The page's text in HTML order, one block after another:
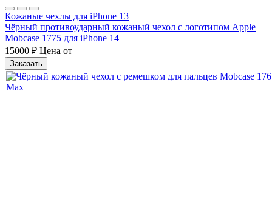
Кожаные чехлы для iPhone 13
Чёрный противоударный кожаный чехол с логотипом Apple
Mobcase 1775 для iPhone 14
15000 ₽ Цена от
Заказать